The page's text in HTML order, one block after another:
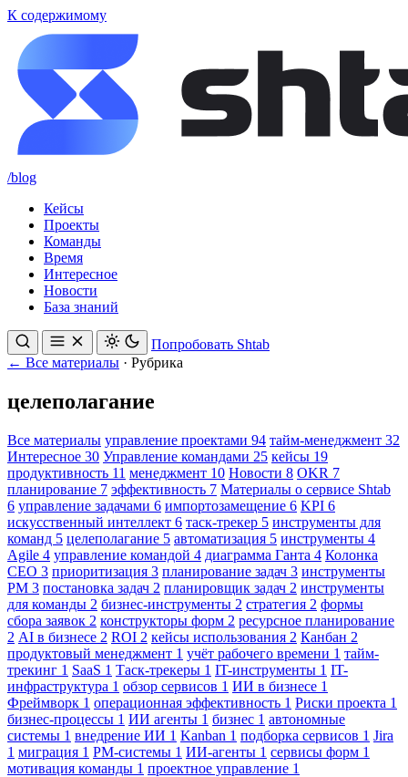
К содержимому
/blog
Кейсы
Проекты
Команды
Время
Интересное
Новости
База знаний
Попробовать Shtab
← Все материалы · Рубрика
целеполагание
Все материалы управление проектами 94 тайм-менеджмент 32
Интересное 30 Управление командами 25 кейсы 19
продуктивность 11 менеджмент 10 Новости 8 OKR 7
планирование 7 эффективность 7 Материалы о сервисе Shtab
6 управление задачами 6 импортозамещение 6 KPI 6
искусственный интеллект 6 таск-трекер 5 инструменты для
команд 5 целеполагание 5 автоматизация 5 инструменты 4
Agile 4 управление командой 4 диаграмма Ганта 4 Колонка
CEO 3 приоритизация 3 планирование задач 3 инструменты
PM 3 постановка задач 2 планировщик задач 2 инструменты
для команды 2 бизнес-инструменты 2 стратегия 2 формы
сбора заявок 2 конструкторы форм 2 ресурсное планирование
2 AI в бизнесе 2 ROI 2 кейсы использования 2 Канбан 2
продуктовый менеджмент 1 учёт рабочего времени 1 тайм-
трекинг 1 SaaS 1 Таск-трекеры 1 IT-инструменты 1 IT-
инфраструктура 1 обзор сервисов 1 ИИ в бизнесе 1
Фреймворк 1 операционная эффективность 1 Риски проекта 1
бизнес-процессы 1 ИИ агенты 1 бизнес 1 автономные
системы 1 внедрение ИИ 1 Kanban 1 подборка сервисов 1 Jira
1 миграция 1 PM-системы 1 ИИ-агенты 1 сервисы форм 1
мотивация команды 1 проектное управление 1